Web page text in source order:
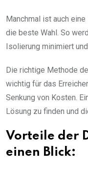
Manchmal ist auch
die beste Wahl. So
Isolierung minimiert
Die richtige Methode
wichtig für das
Senkung von Kosten.
Lösung zu finden und
Vorteile der
einen Blick: